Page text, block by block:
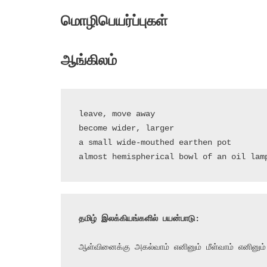
மொழிபெயர்ப்புகள்
ஆங்கிலம்
leave, move away
become wider, larger
a small wide-mouthed earthen pot
almost hemispherical bowl of an oil
தமிழ் இலக்கியங்களில் பயன்பாடு:
ஆள்வினைக்கு அகல்வாம் எனினும் மீள்வாம்